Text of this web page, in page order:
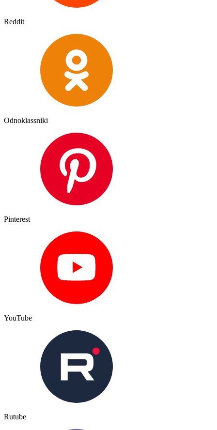
Reddit
Odnoklassniki
Pinterest
YouTube
Rutube